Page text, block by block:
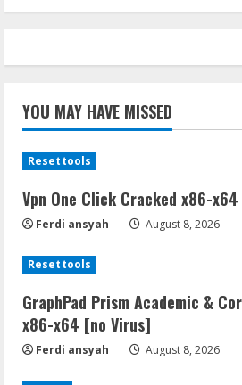
YOU MAY HAVE MISSED
Resettools
Vpn One Click Cracked x86-
Ferdi ansyah August 8, 2026
Resettools
GraphPad Prism Academic &
x86-x64 [no Virus]
Ferdi ansyah August 8, 2026